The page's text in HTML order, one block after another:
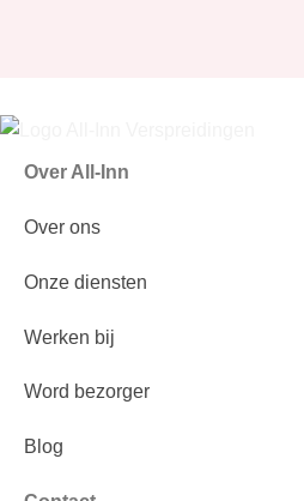
Over All-Inn
Over ons
Onze diensten
Werken bij
Word bezorger
Blog